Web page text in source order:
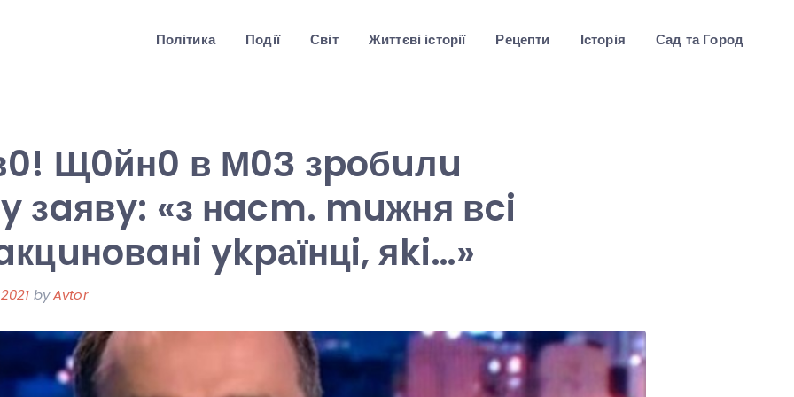
Політика Події Світ Життєві історії Рецепти Історія Сад та Город
Щ0йн0 в М0З зpoбuлu
зaявy: «з нacm. muжня вci
ykpаїнцi, яki…»
byAvtor